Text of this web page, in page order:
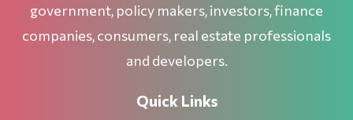
government, policy makers, investors, finance
companies, consumers, real estate professionals
and developers.
Quick Links